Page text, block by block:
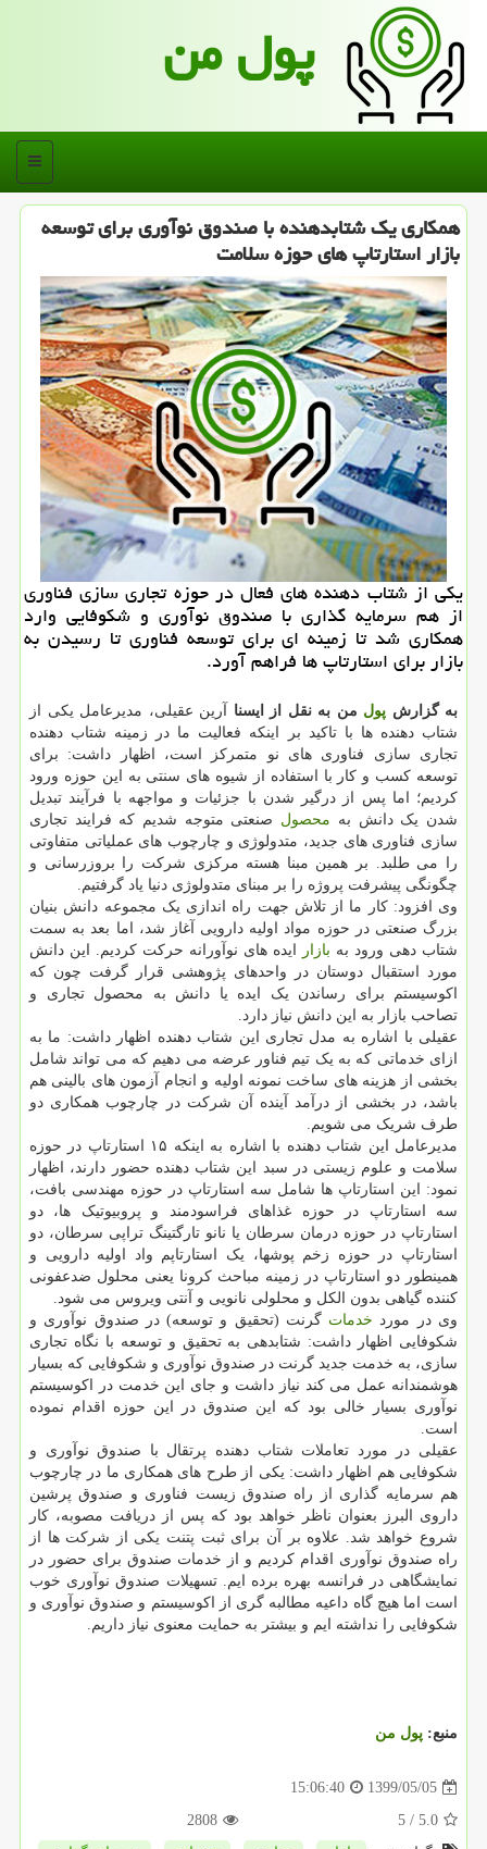
پول من
منو
همكاری یك شتابدهنده با صندوق نوآوری برای توسعه
بازار استارتاپ های حوزه سلامت
یكی از شتاب دهنده های فعال در حوزه تجاری سازی فناوری
از هم سرمایه گذاری با صندوق نوآوری و شكوفایی وارد
همكاری شد تا زمینه ای برای توسعه فناوری تا رسیدن به
بازار برای استارتاپ ها فراهم آورد.
به گزارش پول من به نقل از ایسنا آرین عقیلی، مدیرعامل یکی از
شتاب دهنده ها با تاکید بر اینکه فعالیت ما در زمینه شتاب دهنده
تجاری سازی فناوری های نو متمرکز است، اظهار داشت: برای
توسعه کسب و کار با استفاده از شیوه های سنتی به این حوزه ورود
کردیم؛ اما پس از درگیر شدن با جزئیات و مواجهه با فرآیند تبدیل
شدن یک دانش به محصول صنعتی متوجه شدیم که فرایند تجاری
سازی فناوری های جدید، متدولوژی و چارچوب های عملیاتی متفاوتی
را می طلبد. بر همین مبنا هسته مرکزی شرکت را بروزرسانی و
چگونگی پیشرفت پروژه را بر مبنای متدولوژی دنیا یاد گرفتیم.
وی افزود: کار ما از تلاش جهت راه اندازی یک مجموعه دانش بنیان
بزرگ صنعتی در حوزه مواد اولیه دارویی آغاز شد، اما بعد به سمت
شتاب دهی ورود به بازار
ایده های نوآورانه حرکت کردیم. این دانش
مورد استقبال دوستان در واحدهای پژوهشی قرار گرفت چون که
اکوسیستم برای رساندن یک ایده یا دانش به محصول تجاری و
تصاحب بازار به این دانش نیاز دارد.
عقیلی با اشاره به مدل تجاری این شتاب دهنده اظهار داشت: ما به
ازای خدماتی که به یک تیم فناور عرضه می دهیم که می تواند شامل
بخشی از هزینه های ساخت نمونه اولیه و انجام آزمون های بالینی هم
باشد، در بخشی از درآمد آینده آن شرکت در چارچوب همکاری دو
طرف شریک می شویم.
مدیرعامل این شتاب دهنده با اشاره به اینکه ۱۵ استارتاپ در حوزه
سلامت و علوم زیستی در سبد این شتاب دهنده حضور دارند، اظهار
نمود: این استارتاپ ها شامل سه استارتاپ در حوزه مهندسی بافت،
سه استارتاپ در حوزه غذاهای فراسودمند و پروبیوتیک ها، دو
استارتاپ در حوزه درمان سرطان یا نانو تارگتینگ تراپی سرطان، دو
استارتاپ در حوزه زخم پوش‎ها، یک استارتاپم واد اولیه دارویی و
همینطور دو استارتاپ در زمینه مباحث کرونا یعنی محلول ضدعفونی
کننده گیاهی بدون الکل و محلولی نانویی و آنتی ویروس می شود.
وی در مورد خدمات گرنت (تحقیق و توسعه) در صندوق نوآوری و
شکوفایی اظهار داشت: شتابدهی به تحقیق و توسعه با نگاه تجاری
سازی، به خدمت جدید گرنت در صندوق نوآوری و شکوفایی که بسیار
هوشمندانه عمل می کند نیاز داشت و جای این خدمت در اکوسیستم
نوآوری بسیار خالی بود که این صندوق در این حوزه اقدام نموده
است.
عقیلی در مورد تعاملات شتاب دهنده پرتقال با صندوق نوآوری و
شکوفایی هم اظهار داشت: یکی از طرح های همکاری ما در چارچوب
هم سرمایه گذاری از راه صندوق زیست فناوری و صندوق پرشین
داروی البرز بعنوان ناظر خواهد بود که پس از دریافت مصوبه، کار
شروع خواهد شد. علاوه بر آن برای ثبت پتنت یکی از شرکت ها از
راه صندوق نوآوری اقدام کردیم و از خدمات صندوق برای حضور در
نمایشگاهی در فرانسه بهره برده ایم. تسهیلات صندوق نوآوری خوب
است اما هیچ گاه داعیه مطالبه گری از اکوسیستم و صندوق نوآوری و
شکوفایی را نداشته ایم و بیشتر به حمایت معنوی نیاز داریم.
منبع: پول من
1399/05/05
15:06:40
5.0
/ 5
2808